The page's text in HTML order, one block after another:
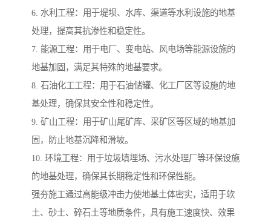
6. 水利工程：用于堤坝、水库、渠道等水利设施的地基
处理，提高其抗渗性和稳定性。
7. 能源工程：用于电厂、变电站、风电场等能源设施的
地基加固，满足其特殊的地基要求。
8. 石油化工工程：用于石油储罐、化工厂区等设施的地
基处理，确保其安全性和稳定性。
9. 矿山工程：用于矿山尾矿库、采矿区等区域的地基加
固，防止地基沉降和滑坡。
10. 环境工程：用于垃圾填埋场、污水处理厂等环保设施
的地基处理，确保其长期稳定性和环保性能。
强夯施工通过高能级冲击力使地基土体密实，适用于软
土、砂土、碎石土等地质条件，具有施工速度快、效果